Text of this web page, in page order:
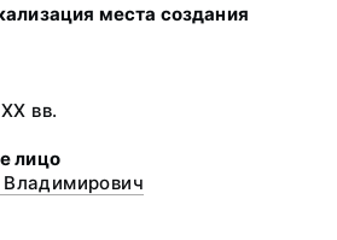
места создания
вв.
лицо